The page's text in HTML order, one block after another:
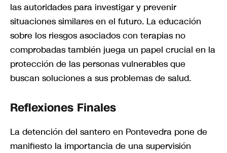
las autoridades para investigar y prevenir
situaciones similares en el futuro. La educación
sobre los riesgos asociados con terapias no
comprobadas también juega un papel crucial en la
protección de las personas vulnerables que
buscan soluciones a sus problemas de salud.
Reflexiones Finales
La detención del santero en Pontevedra pone de
manifiesto la importancia de una supervisión